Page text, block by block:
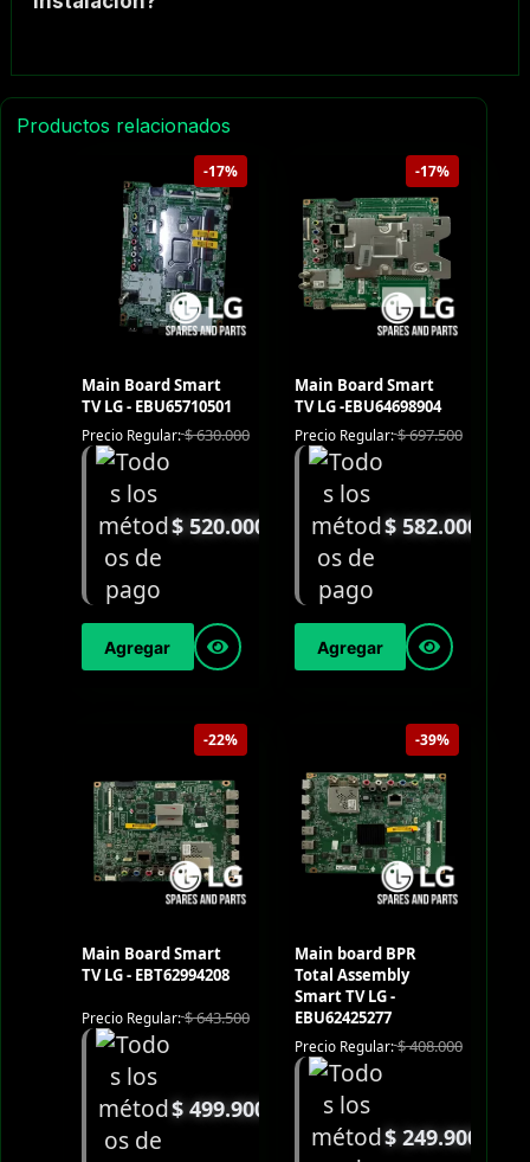
Productos relacionados
-17%
Main Board Smart
TV LG - EBU65710501
Precio Regular:$630.000
$520.000
Agregar
-17%
Main Board Smart
TV LG -EBU64698904
Precio Regular:$697.500
$582.000
Agregar
-22%
Main Board Smart
TV LG - EBT62994208
Precio Regular:$643.500
$499.900
-39%
Main board BPR
Total Assembly
Smart TV LG -
EBU62425277
Precio Regular:$408.000
$249.900